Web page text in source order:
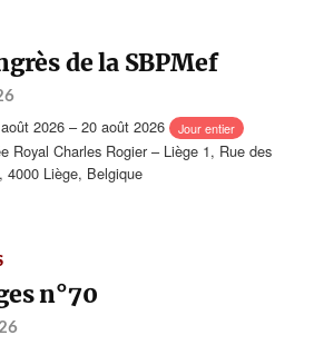
de la SBPMef
2026 – 20 août 2026 Jour entier
Royal Charles Rogier – Liège 1, Rue des
4000 Liège, Belgique
n°70